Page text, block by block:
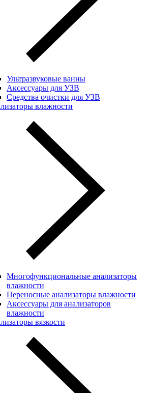
Ультразвуковые ванны
Аксессуары для УЗВ
Средства очистки для УЗВ
влажности
Многофункциональные анализаторы
влажности
Переносные анализаторы влажности
Аксессуары для анализаторов
влажности
вязкости